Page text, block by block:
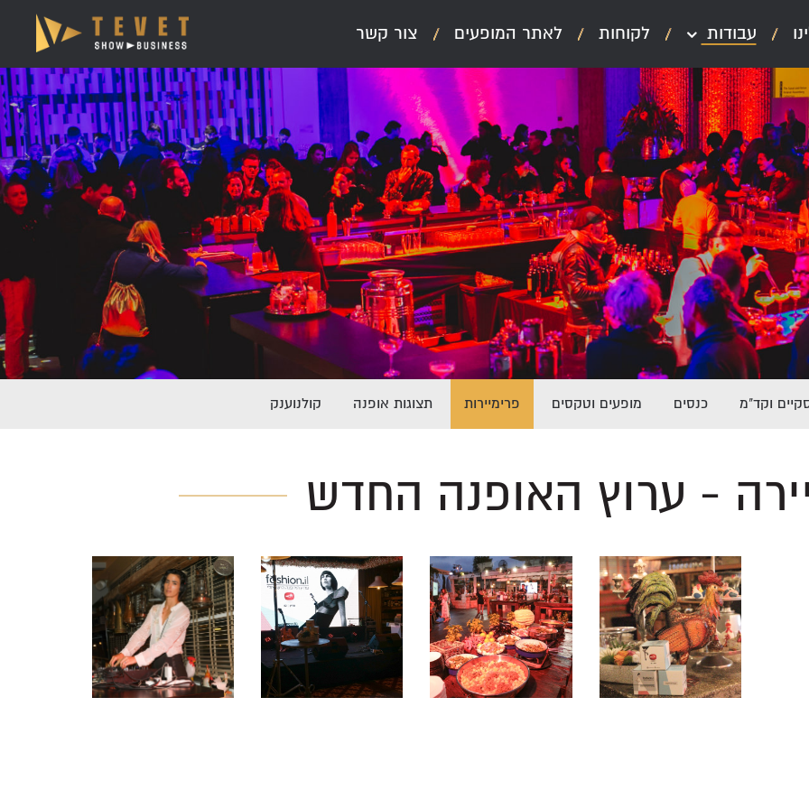
עבודות לקוחות לאתר המופעים צור קשר
וקד"מ כנסים מופעים וטקסים פרימיירות תצוגות אופנה קולנוענק
- ערוץ האופנה החדש
לפתיחת
התמונה
בגדול
-
+
לפתיחת
התמונה
בגדול
+
לפתיחת
התמונה
בגדול
-
+
לפתיחת
התמונה
בגדול
-
+